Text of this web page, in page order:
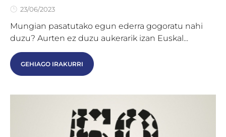
23/06/2023
Mungian pasatutako egun ederra gogoratu nahi
duzu? Aurten ez duzu aukerarik izan Euskal...
GEHIAGO IRAKURRI